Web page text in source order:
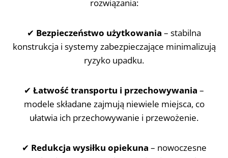
rozwiązania:
✔ Bezpieczeństwo użytkowania – stabilna
konstrukcja i systemy zabezpieczające minimalizują
ryzyko upadku.
✔ Łatwość transportu i przechowywania –
modele składane zajmują niewiele miejsca, co
ułatwia ich przechowywanie i przewożenie.
✔ Redukcja wysiłku opiekuna – nowoczesne